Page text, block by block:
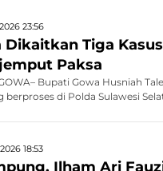
23:56
Tiga
Paksa
Bupati Gowa Husniah
di Polda Sulawesi
18:53
Ilham Ari Fauzi